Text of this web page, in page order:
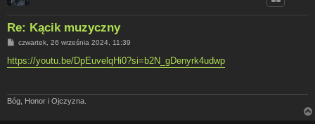
Re: Kącik muzyczny
P
s
t
czwartek, 26 września 2024, 11:39
https://youtu.be/DpEuvelqHi0?si=b2N_gDenyrk4udwp
Bóg, Honor i Ojczyzna.